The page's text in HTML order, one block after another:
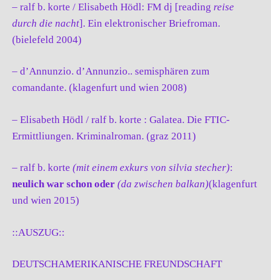
– ralf b. korte / Elisabeth Hödl: FM dj [reading reise
durch die nacht]. Ein elektronischer Briefroman.
(bielefeld 2004)
– d’Annunzio. d’Annunzio.. semisphären zum
comandante. (klagenfurt und wien 2008)
– Elisabeth Hödl / ralf b. korte : Galatea. Die FTIC-
Ermittliungen. Kriminalroman. (graz 2011)
– ralf b. korte (mit einem exkurs von silvia stecher):
neulich war schon oder (da zwischen balkan)(klagenfurt
und wien 2015)
::AUSZUG::
DEUTSCHAMERIKANISCHE FREUNDSCHAFT